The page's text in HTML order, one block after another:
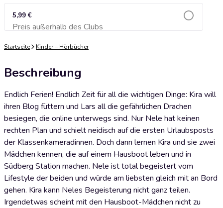
5,99 €
Preis außerhalb des ClubsZum Warenkorb hinzufügen
Startseite Kinder – Hörbücher
Beschreibung
Endlich Ferien! Endlich Zeit für all die wichtigen Dinge: Kira will
ihren Blog füttern und Lars all die gefährlichen Drachen
besiegen, die online unterwegs sind. Nur Nele hat keinen
rechten Plan und schielt neidisch auf die ersten Urlaubsposts
der Klassenkameradinnen. Doch dann lernen Kira und sie zwei
Mädchen kennen, die auf einem Hausboot leben und in
Südberg Station machen. Nele ist total begeistert vom
Lifestyle der beiden und würde am liebsten gleich mit an Bord
gehen. Kira kann Neles Begeisterung nicht ganz teilen.
Irgendetwas scheint mit den Hausboot-Mädchen nicht zu